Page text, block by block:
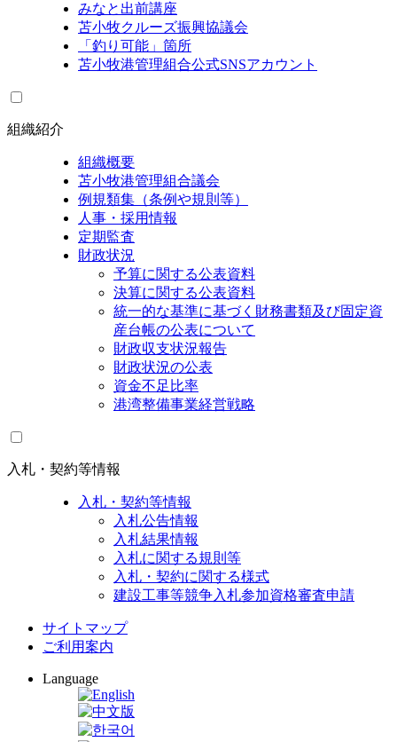
みなと出前講座
苫小牧クルーズ振興協議会
「釣り可能」箇所
苫小牧港管理組合公式SNSアカウント
組織紹介
組織概要
苫小牧港管理組合議会
例規類集（条例や規則等）
人事・採用情報
定期監査
財政状況
予算に関する公表資料
決算に関する公表資料
統一的な基準に基づく財務書類及び固定資
産台帳の公表について
財政収支状況報告
財政状況の公表
資金不足比率
港湾整備事業経営戦略
入札・契約等情報
入札・契約等情報
入札公告情報
入札結果情報
入札に関する規則等
入札・契約に関する様式
建設工事等競争入札参加資格審査申請
サイトマップ
ご利用案内
Language